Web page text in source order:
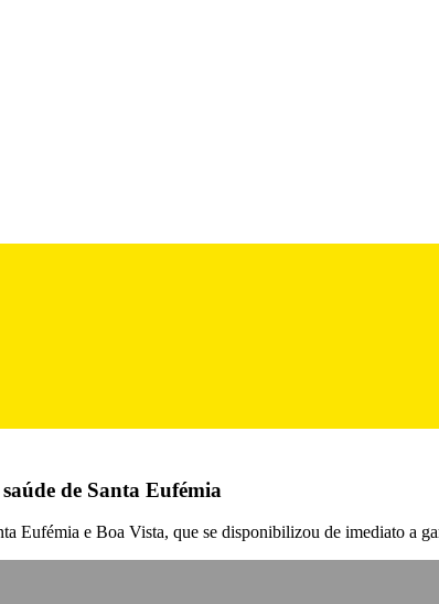
de Santa Eufémia
Eufémia e Boa Vista, que se disponibilizou de imediato a